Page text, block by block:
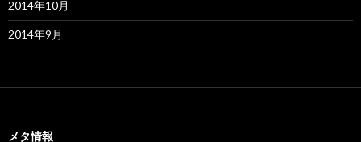
2014年10月
2014年9月
メタ情報